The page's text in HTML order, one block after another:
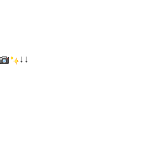
↓↓